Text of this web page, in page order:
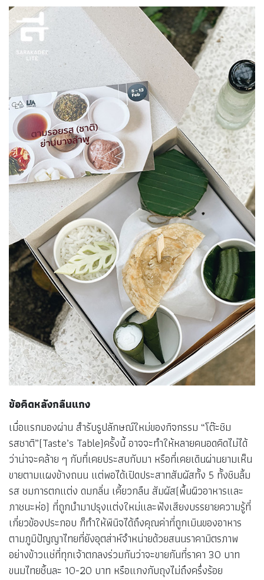
ข้อคิดหลังกลืนแกง
เมื่อแรกมองผ่าน สำรับรูปลักษณ์ใหม่ของกิจกรรม “โต๊ะชิม
รสชาติ”(Taste’s Table)ครั้งนี้ อาจจะทำให้หลายคนอดคิดไม่ได้
ว่าน่าจะคล้าย ๆ กับที่เคยประสบกับมา หรือที่เคยเดินผ่านยามเห็น
ขายตามแผงข้างถนน แต่พอได้เปิดประสาทสัมผัสทั้ง 5 ทั้งชิมลิ้ม
รส ชมการตกแต่ง ดมกลิ่น เคี้ยวกลืน สัมผัส(พื้นผิวอาหารและ
ภาชนะห่อ) ที่ถูกนำมาปรุงแต่งใหม่และฟังเสียงบรรยายความรู้ที่
เกี่ยวข้องประกอบ ก็ทำให้พินิจได้ถึงคุณค่าที่ถูกเมินของอาหาร
ตามภูมิปัญญาไทยที่ยังอุตส่าห์จำหน่ายด้วยสนนราคามิตรภาพ
อย่างข้าวแช่ที่ทุกเจ้าตกลงร่วมกันว่าจะขายกันที่ราคา 30 บาท
ขนมไทยชิ้นละ 10-20 บาท หรือแกงกับถุงไม่ถึงครึ่งร้อย